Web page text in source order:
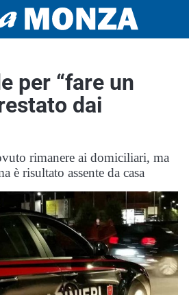
per “fare un
dai
rimanere ai domiciliari, ma
è risultato assente da casa